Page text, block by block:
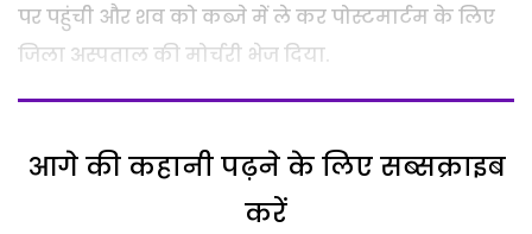
पर पहुंची और शव को कब्जे में ले कर पोस्टमार्टम के लिए
जिला अस्पताल की मोर्चरी भेज दिया.
आगे की कहानी पढ़ने के लिए सब्सक्राइब
करें